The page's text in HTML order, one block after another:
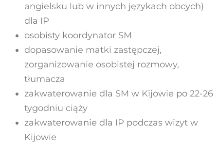
angielsku lub w innych językach obcych)
dla IP
osobisty koordynator SM
dopasowanie matki zastępczej,
zorganizowanie osobistej rozmowy,
tłumacza
zakwaterowanie dla SM w Kijowie po 22-26
tygodniu ciąży
zakwaterowanie dla IP podczas wizyt w
Kijowie